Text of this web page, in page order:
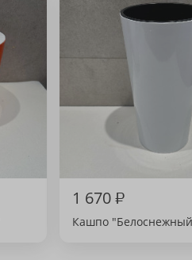
1 670₽
Кашпо